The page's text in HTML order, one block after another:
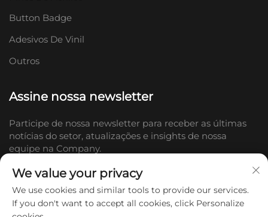
Button Badge
Adesivos De Vinil
Outros
Assine nossa newsletter
Participe de nossa newsletter para receber as últimas
notícias do setor, atualizações e insights de nossa
equipe na Company.
We value your privacy
We use cookies and similar tools to provide our services.
If you don't want to accept all cookies, click Personalize